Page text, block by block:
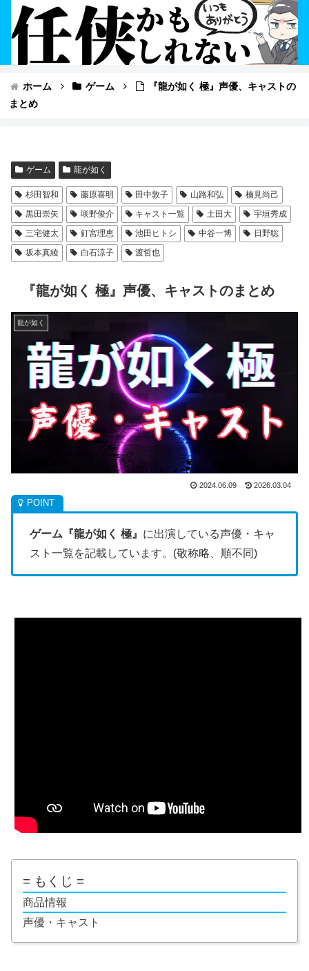
ホーム ゲーム
『龍が如く 極』声優、キャストの
まとめ
ゲーム 龍が如く
杉田智和 藤原喜明 田中敦子 山路和弘
楠見尚己
黒田崇矢
咲野俊介 キャスト一覧 土田大
宇垣秀成
三宅健太
釘宮理恵 池田ヒトシ 中谷一博
日野聡
坂本真綾
白石涼子 渡哲也
『龍が如く 極』声優、キャストのまとめ
龍が如く
2024.06.09 2026.03.04
ゲーム『龍が如く 極』 に出演している声優・キャ
スト一覧を記載しています。(敬称略、順不同)
= もくじ =
商品情報
声優・キャスト